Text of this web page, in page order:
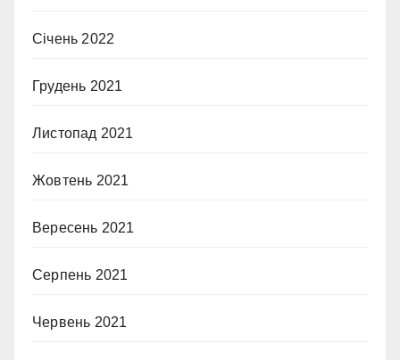
Січень 2022
Грудень 2021
Листопад 2021
Жовтень 2021
Вересень 2021
Серпень 2021
Червень 2021